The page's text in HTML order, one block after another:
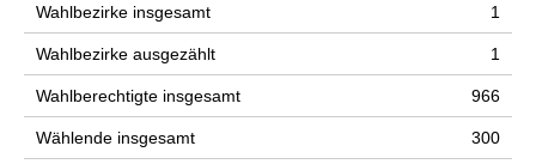
Wahlbezirke insgesamt 1
Wahlbezirke ausgezählt 1
Wahlberechtigte insgesamt 966
Wählende insgesamt 300